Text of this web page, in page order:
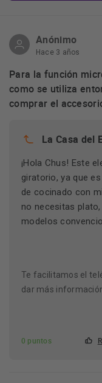
Anónimo
Hace 3 años
Para la función
como se utiliza
comprar el
La Casa del
¡Hola Chus! Este
giratorio, ya que
de cocinado con
no necesitas
modelos
Te facilitamos el
dar más
0 puntos